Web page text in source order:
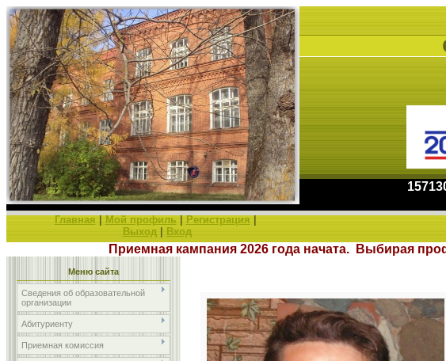
Главная Мой профиль Регистрация
Выход| Вход
Приемная кампания 2026 года начата.
Меню сайта
Сведения об образовательной
организации
Абитуриенту
Приемная комиссия